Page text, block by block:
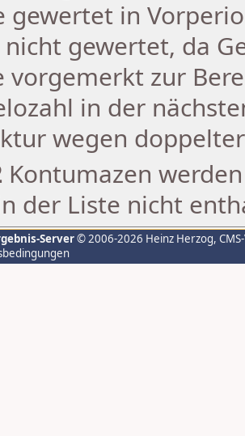
gewertet in
nicht gewertet, da
vorgemerkt zur
in der
wegen
Kontumazen
der Liste nicht
Server© 2006-2026 Heinz Herzog,